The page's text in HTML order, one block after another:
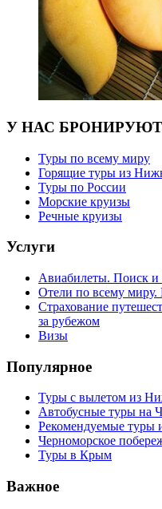
У НАС БРОНИРУЮТ
Туры по всему миру
Горящие туры из
Туры по России
Морские круизы
Речные круизы
Услуги
Авиабилеты. Поиск и
Отели по всему
Страхование
за рубежом
Визы
Популярное
Туры с вылетом из
Автобусные туры на
Рекомендуемые туры
Черноморское
Туры в Крым
Важное